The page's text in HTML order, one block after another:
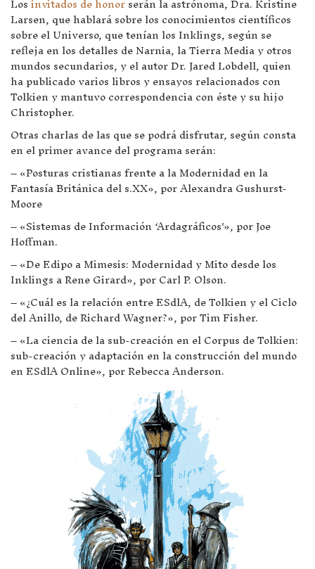
Larsen, que hablará sobre los conocimientos científicos
sobre el Universo, que tenían los Inklings, según se
refleja en los detalles de Narnia, la Tierra Media y otros
mundos secundarios, y el autor Dr. Jared Lobdell, quien
ha publicado varios libros y ensayos relacionados con
Tolkien y mantuvo correspondencia con éste y su hijo
Christopher.
Otras charlas de las que se podrá disfrutar, según consta
en el primer avance del programa serán:
– «Posturas cristianas frente a la Modernidad en la
Fantasía Británica del s.XX», por Alexandra Gushurst-
Moore
– «Sistemas de Información ‘Ardagráficos'», por Joe
Hoffman.
– «De Edipo a Mimesis: Modernidad y Mito desde los
Inklings a Rene Girard», por Carl P. Olson.
– «¿Cuál es la relación entre ESdlA, de Tolkien y el Ciclo
del Anillo, de Richard Wagner?», por Tim Fisher.
– «La ciencia de la sub-creación en el Corpus de Tolkien:
sub-creación y adaptación en la construcción del mundo
en ESdlA Online», por Rebecca Anderson.